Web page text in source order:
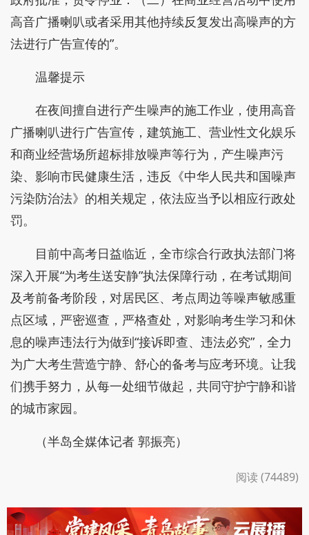
高音广播喇叭或者采用其他持续反复发出高噪声的方
法进行广告宣传的”。
温馨提示
在夜间擅自进行产生噪声的施工作业，使用高音
广播喇叭进行广告宣传，建筑施工、营业性文化娱乐
和商业经营场所超标排放噪声等行为，产生噪声污
染、影响市民健康生活，违反《中华人民共和国噪声
污染防治法》的相关规定，依法应当予以相应行政处
罚。
目前中高考日益临近，全市综合行政执法部门将
深入开展“为考生送安静”执法保障行动，在考试期间
及考前备考阶段，对居民区、考点周边等噪声敏感重
点区域，严密巡查，严格查处，对影响考生学习和休
息的噪声违法行为做到“接诉即查、违法必究”，全力
为广大考生营造宁静、舒心的备考与应考环境。让我
们携手努力，从每一处细节做起，共同守护宁静和谐
的城市家园。
（半岛全媒体记者 郭振亮）
阅读 (74489)